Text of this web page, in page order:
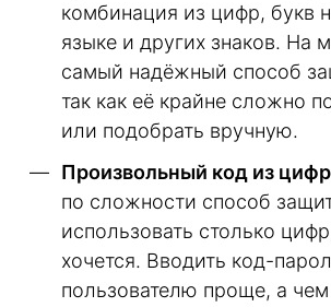
комбинация из цифр, букв
языке и других знаков. На
самый надёжный способ
так как её крайне сложно
или подобрать вручную.
Произвольный код из цифр
по сложности способ
использовать столько
хочется. Вводить код-
пользователю проще, а